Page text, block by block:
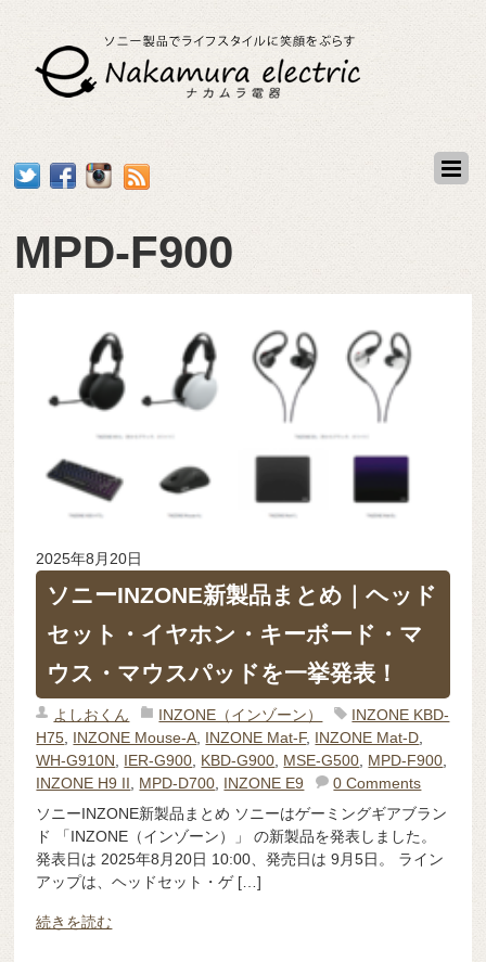
MPD-F900
2025年8月20日
ソニーINZONE新製品まとめ｜ヘッド
セット・イヤホン・キーボード・マ
ウス・マウスパッドを一挙発表！
よしおくん INZONE（インゾーン）
INZONE KBD-
H75 INZONE Mouse-A INZONE Mat-F, INZONE Mat-D
WH-G910N
IER-G900 KBD-G900 MSE-G500 MPD-F900
INZONE H9 II
MPD-D700 INZONE E9
0 Comments
ソニーINZONE新製品まとめ ソニーはゲーミングギアブラン
ド 「INZONE（インゾーン）」 の新製品を発表しました。
発表日は 2025年8月20日 10:00、発売日は 9月5日。 ライン
アップは、ヘッドセット・ゲ […]
続きを読む